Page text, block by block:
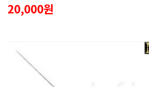
20,000원